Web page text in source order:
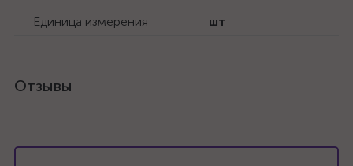
Единица измерения
шт
Отзывы